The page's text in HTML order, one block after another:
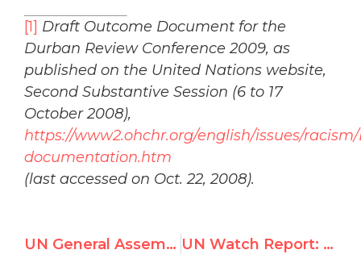
[1] Draft Outcome Document for the
Durban Review Conference 2009, as
published on the United Nations website,
Second Substantive Session (6 to 17
October 2008),
https://www2.ohchr.org/english/issues/
documentation.htm
(last accessed on Oct. 22, 2008).
UN General Assembly Chief Appoints Rogues’ Gallery of “Special Senior Advisors” UN Watch Report: “Shattering the Red Lines: The Durban II Draft Declaration”